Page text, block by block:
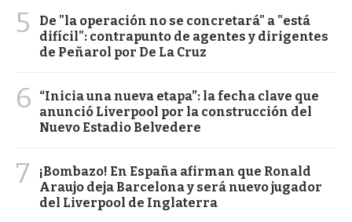
5
De "la operación no se concretará" a "está
difícil": contrapunto de agentes y dirigentes
de Peñarol por De La Cruz
6
“Inicia una nueva etapa”: la fecha clave que
anunció Liverpool por la construcción del
Nuevo Estadio Belvedere
7
¡Bombazo! En España afirman que Ronald
Araujo deja Barcelona y será nuevo jugador
del Liverpool de Inglaterra